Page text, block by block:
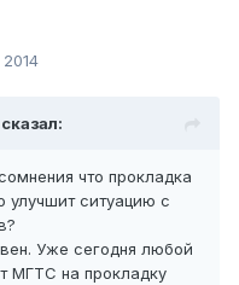
что прокладка
улучшит ситуацию с
Уже сегодня любой
МГТС на прокладку